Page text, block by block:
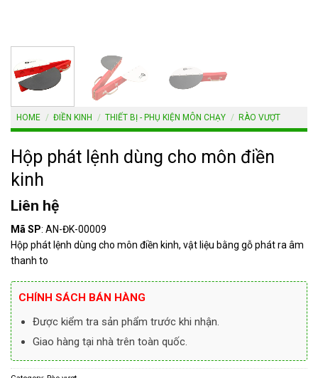
HOME / ĐIỀN KINH / THIẾT BỊ - PHỤ KIỆN MÔN CHẠY / RÀO VƯỢT
Hộp phát lệnh dùng cho môn điền
kinh
Liên hệ
Mã SP: AN-ĐK-00009
Hộp phát lệnh dùng cho môn điền kinh, vật liệu bằng gỗ phát ra âm
thanh to
CHÍNH SÁCH BÁN HÀNG
Được kiểm tra sản phẩm trước khi nhận.
Giao hàng tại nhà trên toàn quốc.